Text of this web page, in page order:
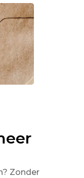
Zonder